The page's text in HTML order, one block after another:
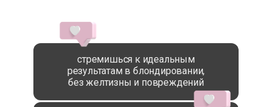
cтремишься к идеальным
результатам в блондировании,
без желтизны и повреждений